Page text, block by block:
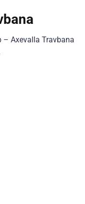
– Axevalla Travbana